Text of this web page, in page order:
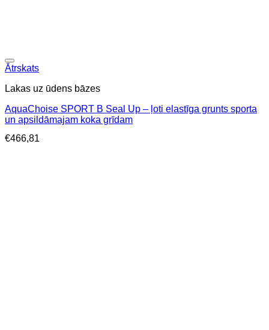
Ātrskats
Lakas uz ūdens bāzes
AquaChoise SPORT B Seal Up – ļoti elastīga grunts sporta
un apsildāmajam koka grīdam
€466,81